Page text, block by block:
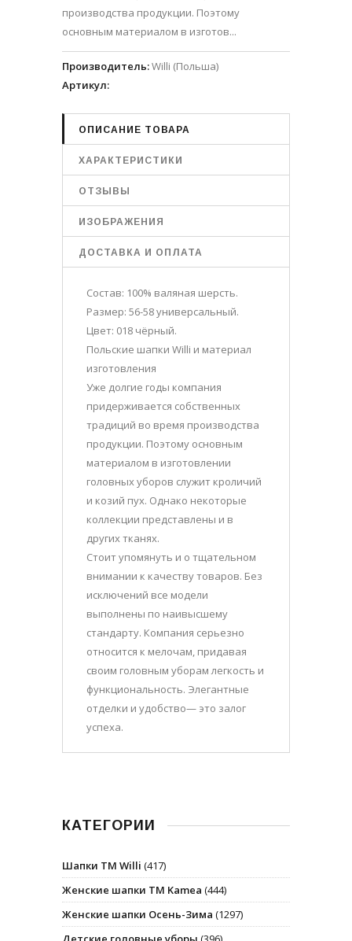
производства продукции. Поэтому
основным материалом в изготов...
Производитель:Willi (Польша)
Артикул:
ОПИСАНИЕ ТОВАРА
ХАРАКТЕРИСТИКИ
ОТЗЫВЫ
ИЗОБРАЖЕНИЯ
ДОСТАВКА И ОПЛАТА
Состав: 100% валяная шерсть.
Размер: 56-58 универсальный.
Цвет: 018 чёрный.
Польские шапки Willi и материал
изготовления
Уже долгие годы компания
придерживается собственных
традиций во время производства
продукции. Поэтому основным
материалом в изготовлении
головных уборов служит кроличий
и козий пух. Однако некоторые
коллекции представлены и в
других тканях.
Стоит упомянуть и о тщательном
внимании к качеству товаров. Без
исключений все модели
выполнены по наивысшему
стандарту. Компания серьезно
относится к мелочам, придавая
своим головным уборам легкость и
функциональность. Элегантные
отделки и удобство— это залог
успеха.
КАТЕГОРИИ
Шапки ТМ Willi (417)
Женские шапки ТМ Kamea (444)
Женские шапки Осень-Зима (1297)